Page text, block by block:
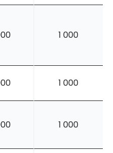
1 000
1 000
1 000